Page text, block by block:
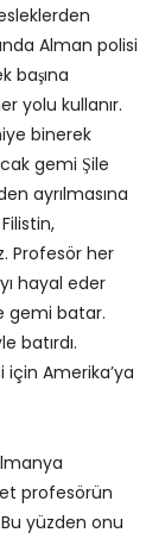
Alman polisi
başına
yolu kullanır.
binerek
gemi Şile
ayrılmasına
Profesör her
hayal eder
gemi batar.
batırdı.
Amerika’ya
profesörün
yüzden onu